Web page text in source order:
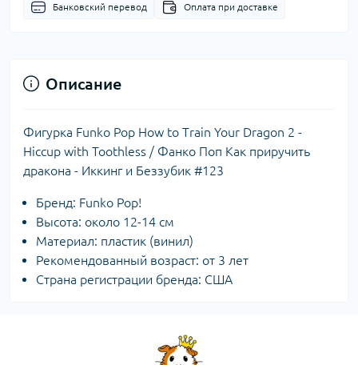
Банковский перевод Оплата при доставке
Описание
Фигурка Funko Pop How to Train Your Dragon 2 -
Hiccup with Toothless / Фанко Поп Как приручить
дракона - Иккинг и Беззубик #123
Бренд: Funko Pop!
Высота: около 12-14 см
Материал: пластик (винил)
Рекомендованный возраст: от 3 лет
Страна регистрации бренда: США